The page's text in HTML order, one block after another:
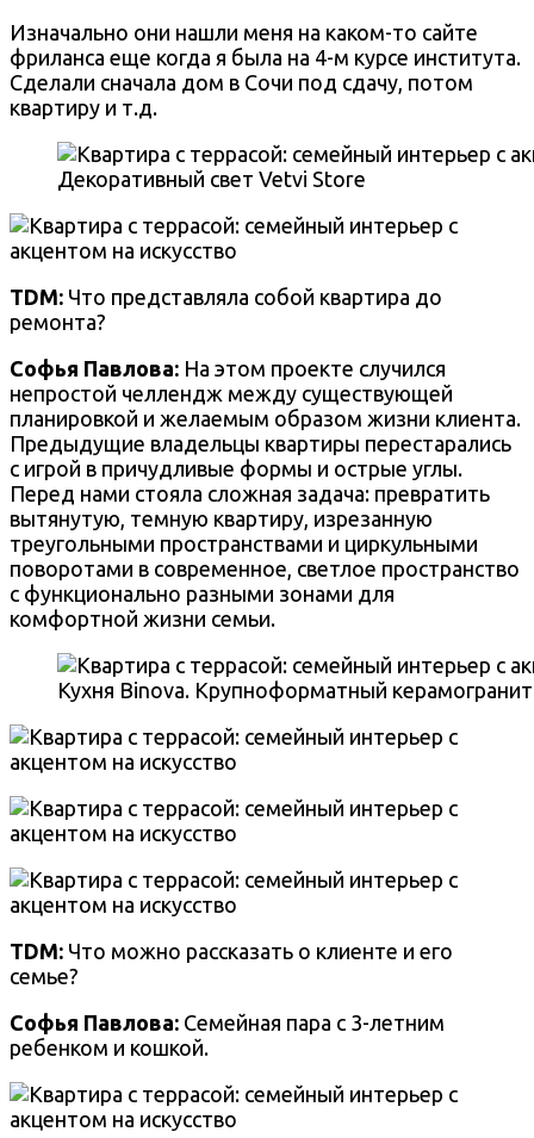
Изначально они нашли меня на каком-то сайте
фриланса еще когда я была на 4-м курсе института.
Сделали сначала дом в Сочи под сдачу, потом
квартиру и т.д.
Декоративный свет Vetvi Store
TDM: Что представляла собой квартира до
ремонта?
Софья Павлова: На этом проекте случился
непростой челлендж между существующей
планировкой и желаемым образом жизни клиента.
Предыдущие владельцы квартиры перестарались
с игрой в причудливые формы и острые углы.
Перед нами стояла сложная задача: превратить
вытянутую, темную квартиру, изрезанную
треугольными пространствами и циркульными
поворотами в современное, светлое пространство
с функционально разными зонами для
комфортной жизни семьи.
Кухня Binova. Крупноформатный
TDM: Что можно рассказать о клиенте и его
семье?
Софья Павлова: Семейная пара с 3-летним
ребенком и кошкой.